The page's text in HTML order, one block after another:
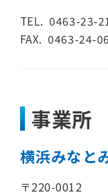
TEL.0463-23-
FAX. 0463-24-
事業所
横浜みなと
〒220-0012